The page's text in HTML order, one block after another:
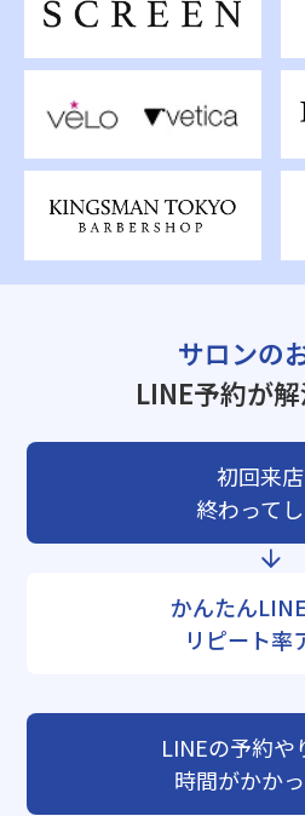
サロンの
LINE予約が
初回来
終わって
かんたん
リピート率
LINEの予約や
時間がかか